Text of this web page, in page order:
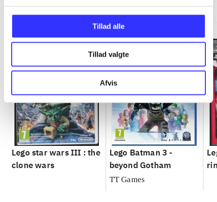
Tillad alle
Tillad valgte
Afvis
Lego star wars III : the
clone wars
Lego Batman 3 -
beyond Gotham
TT Games